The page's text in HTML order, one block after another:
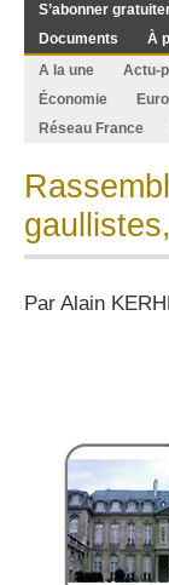
S’abonner
Documents
À
A la une
Actu-
Économie
Réseau France
Par Alain